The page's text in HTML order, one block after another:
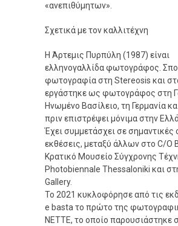
«ανεπιθύμητων».
Σχετικά με τον καλλιτέχνη
Η Άρτεμις Πυρπύλη (1987) είναι
ελληνογαλλίδα φωτογράφος.
φωτογραφία στη Stereosis και
εργάστηκε ως φωτογράφος στη
Ηνωμένο Βασίλειο, τη Γερμανία
πριν επιστρέψει μόνιμα στην
Έχει συμμετάσχει σε σημαντικές
εκθέσεις, μεταξύ άλλων στο C/O
Κρατικό Μουσείο Σύγχρονης
Photobiennale Thessaloniki και
Gallery.
Το 2021 κυκλοφόρησε από τις
e basta το πρώτο της
NETTE, το οποίο παρουσιάστηκε